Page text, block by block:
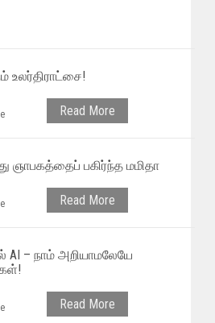
உலர்திராட்சை!
Read More
ஞாபகத்தைப் பகிர்ந்த மமிதா
Read More
– நாம் அறியாமலேயே
Read More